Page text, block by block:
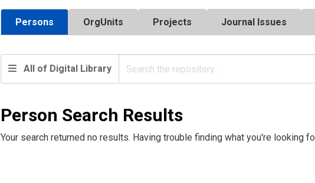
Persons OrgUnits Projects Journal Issues
All of Digital Library
Person Search Results
Your search returned no results. Having trouble finding what you're looking